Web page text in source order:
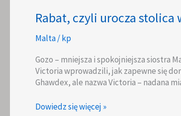
Rabat, czyli urocza stolica
Malta/kp
Gozo – mniejsza i spokojniejsza siostra
Victoria wprowadzili, jak zapewne się
Ghawdex, ale nazwa Victoria – nadana
Rabat,
Dowiedz się więcej »